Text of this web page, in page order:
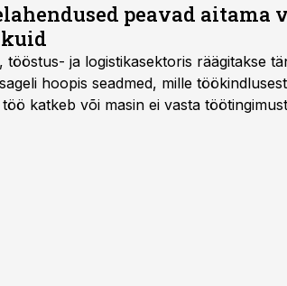
peavad
tööstus- ja logistikasektoris räägitakse
hoopis seadmed, mille
katkeb või masin ei vasta